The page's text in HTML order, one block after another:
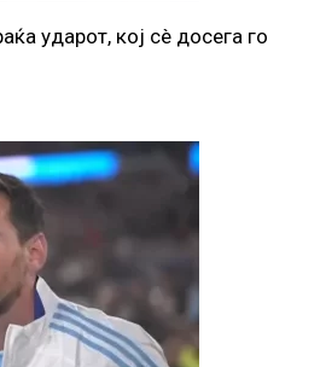
ударот, кој сè досега го